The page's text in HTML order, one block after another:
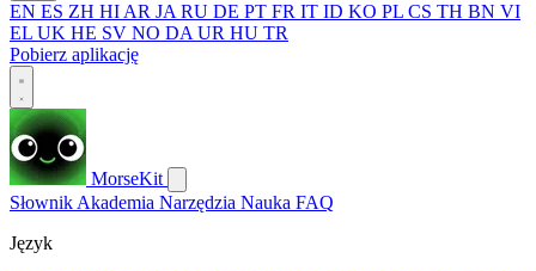
EN ES ZH HI AR JA RU DE PT FR IT ID KO PL CS TH BN VI
EL UK HE SV NO DA UR HU TR
Pobierz aplikację
MorseKit
Słownik Akademia Narzędzia Nauka FAQ
Język